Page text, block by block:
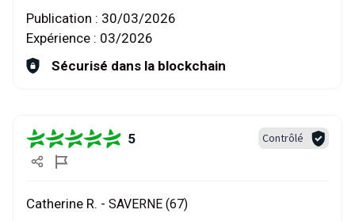
Publication : 30/03/2026
Expérience : 03/2026
Sécurisé dans la blockchain
5 Contrôlé
Catherine R. - SAVERNE (67)